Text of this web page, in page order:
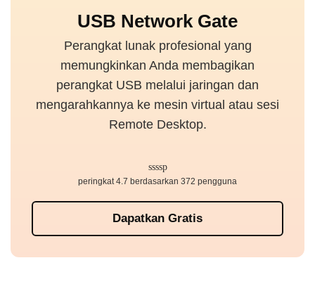
USB Network Gate
Perangkat lunak profesional yang
memungkinkan Anda membagikan
perangkat USB melalui jaringan dan
mengarahkannya ke mesin virtual atau sesi
Remote Desktop.
Dapatkan Gratis
peringkat 4.7 berdasarkan 372 pengguna